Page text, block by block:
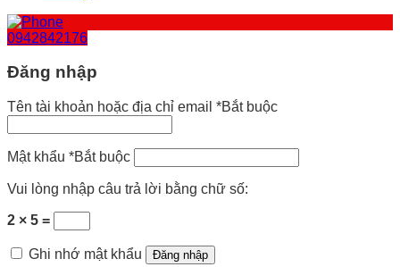
0942842176
Đăng nhập
Tên tài khoản hoặc địa chỉ email *Bắt buộc
Mật khẩu *Bắt buộc
Vui lòng nhập câu trả lời bằng chữ số:
2 × 5 =
Ghi nhớ mật khẩu Đăng nhập